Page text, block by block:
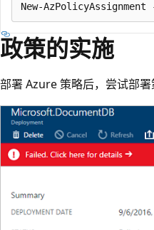
政策的实施
部署 Azure 策略后，尝试部署